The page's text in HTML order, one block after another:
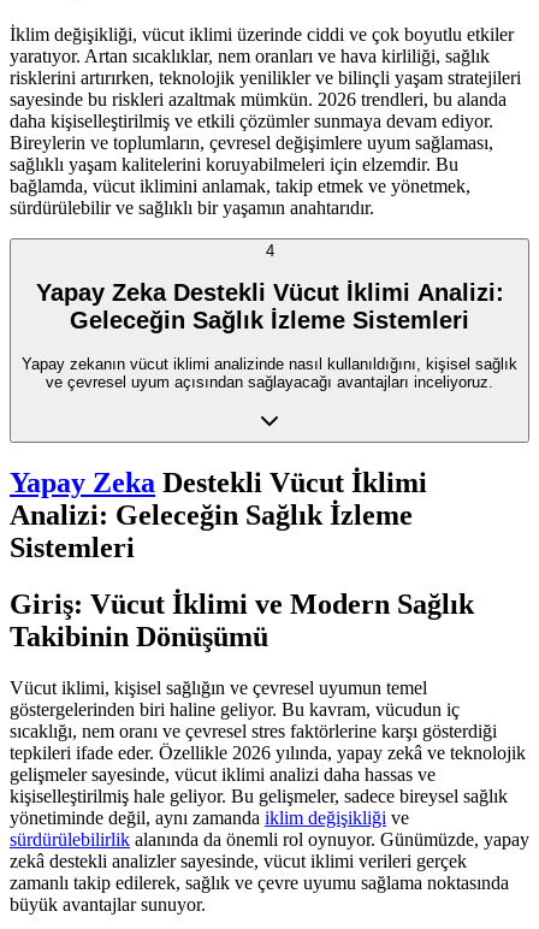
İklim değişikliği, vücut iklimi üzerinde ciddi ve çok boyutlu etkiler
yaratıyor. Artan sıcaklıklar, nem oranları ve hava kirliliği, sağlık
risklerini artırırken, teknolojik yenilikler ve bilinçli yaşam stratejileri
sayesinde bu riskleri azaltmak mümkün. 2026 trendleri, bu alanda
daha kişiselleştirilmiş ve etkili çözümler sunmaya devam ediyor.
Bireylerin ve toplumların, çevresel değişimlere uyum sağlaması,
sağlıklı yaşam kalitelerini koruyabilmeleri için elzemdir. Bu
bağlamda, vücut iklimini anlamak, takip etmek ve yönetmek,
sürdürülebilir ve sağlıklı bir yaşamın anahtarıdır.
4
Yapay Zeka Destekli Vücut İklimi Analizi:
Geleceğin Sağlık İzleme Sistemleri
Yapay zekanın vücut iklimi analizinde nasıl kullanıldığını, kişisel sağlık
ve çevresel uyum açısından sağlayacağı avantajları inceliyoruz.
Yapay Zeka Destekli Vücut İklimi
Analizi: Geleceğin Sağlık İzleme
Sistemleri
Giriş: Vücut İklimi ve Modern Sağlık
Takibinin Dönüşümü
Vücut iklimi, kişisel sağlığın ve çevresel uyumun temel
göstergelerinden biri haline geliyor. Bu kavram, vücudun iç
sıcaklığı, nem oranı ve çevresel stres faktörlerine karşı gösterdiği
tepkileri ifade eder. Özellikle 2026 yılında, yapay zekâ ve teknolojik
gelişmeler sayesinde, vücut iklimi analizi daha hassas ve
kişiselleştirilmiş hale geliyor. Bu gelişmeler, sadece bireysel sağlık
yönetiminde değil, aynı zamanda iklim değişikliği ve
sürdürülebilirlik alanında da önemli rol oynuyor. Günümüzde, yapay
zekâ destekli analizler sayesinde, vücut iklimi verileri gerçek
zamanlı takip edilerek, sağlık ve çevre uyumu sağlama noktasında
büyük avantajlar sunuyor.